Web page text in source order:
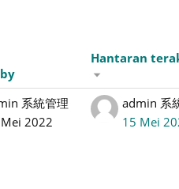
Hantaran
系統管理
2022
admin 系
15 Mei